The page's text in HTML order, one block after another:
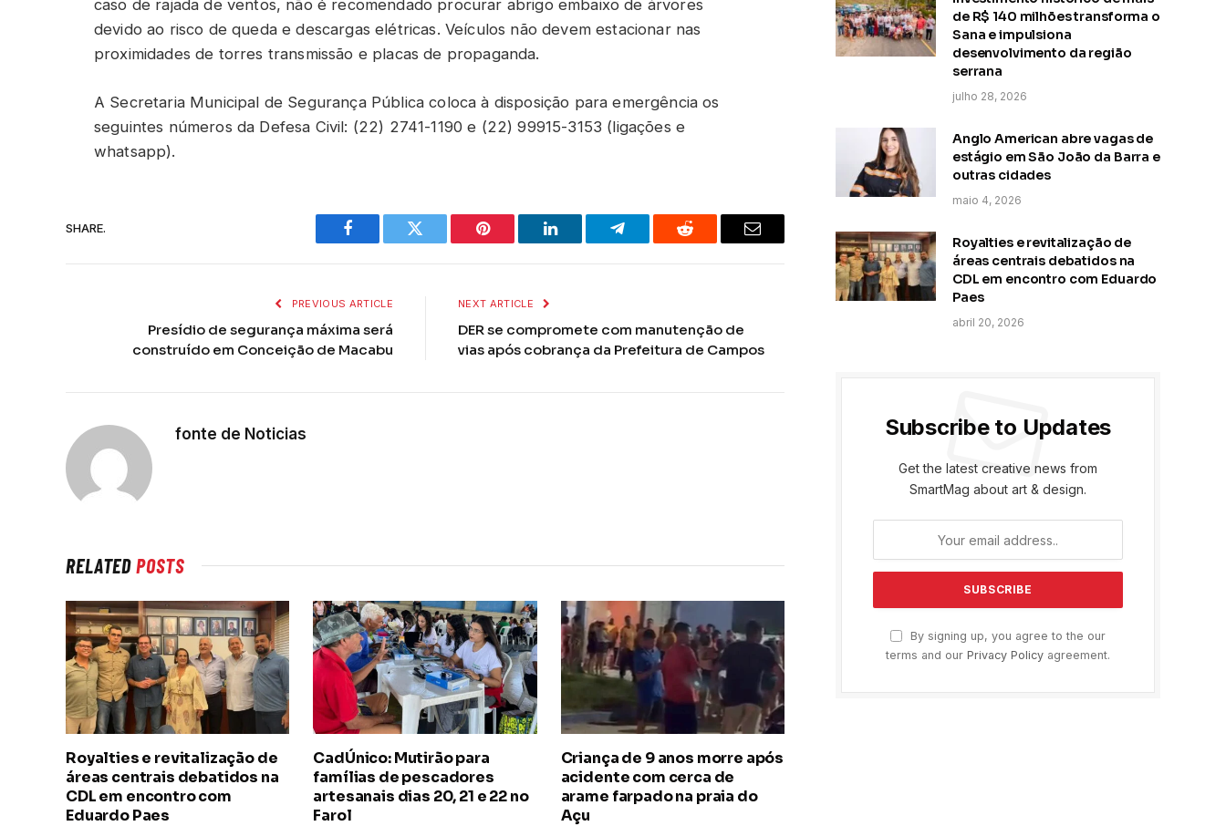
caso de rajada de ventos, não é recomendado procurar abrigo embaixo de árvores
devido ao risco de queda e descargas elétricas. Veículos não devem estacionar nas
proximidades de torres transmissão e placas de propaganda.
A Secretaria Municipal de Segurança Pública coloca à disposição para emergência os
seguintes números da Defesa Civil: (22) 2741-1190 e (22) 99915-3153 (ligações e
whatsapp).
SHARE.
Facebook Twitter Pinterest LinkedIn Telegram Reddit Email
PREVIOUS ARTICLE
Presídio de segurança máxima será
construído em Conceição de Macabu
NEXT ARTICLE
DER se compromete com manutenção de
vias após cobrança da Prefeitura de Campos
fonte de Noticias
RELATEDPOSTS
Royalties e revitalização de
áreas centrais debatidos na
CDL em encontro com
Eduardo Paes
CadÚnico: Mutirão para
famílias de pescadores
artesanais dias 20, 21 e 22 no
Farol
Criança de 9 anos morre após
acidente com cerca de
arame farpado na praia do
Açu
de R$ 140 milhões transforma o
Sana e impulsiona
desenvolvimento da região
serrana
julho 28, 2026
Anglo American abre vagas de
estágio em São João da Barra e
outras cidades
maio 4, 2026
Royalties e revitalização de
áreas centrais debatidos na
CDL em encontro com Eduardo
Paes
abril 20, 2026
Subscribe to Updates
Get the latest creative news from
SmartMag about art & design.
By signing up, you agree to the our
terms and our Privacy Policy agreement.